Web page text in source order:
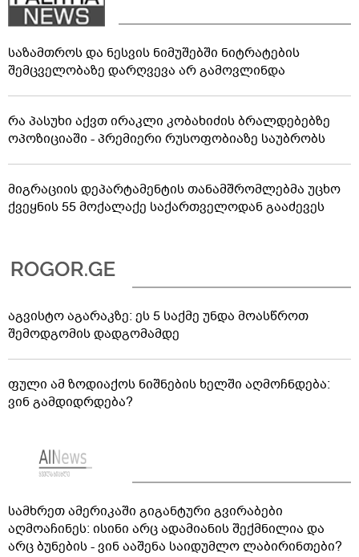
საზამთროს და ნესვის ნიმუშებში ნიტრატების
შემცველობაზე დარღვევა არ გამოვლინდა
რა პასუხი აქვთ ირაკლი კობახიძის ბრალდებებზე
ოპოზიციაში - პრემიერი რუსოფობიაზე საუბრობს
მიგრაციის დეპარტამენტის თანამშრომლებმა უცხო
ქვეყნის 55 მოქალაქე საქართველოდან გააძევეს
აგვისტო აგარაკზე: ეს 5 საქმე უნდა მოასწროთ
შემოდგომის დადგომამდე
ფული ამ ზოდიაქოს ნიშნების ხელში აღმოჩნდება:
ვინ გამდიდრდება?
სამხრეთ ამერიკაში გიგანტური გვირაბები
აღმოაჩინეს: ისინი არც ადამიანის შექმნილია და
არც ბუნების - ვინ ააშენა საიდუმლო ლაბირინთები?